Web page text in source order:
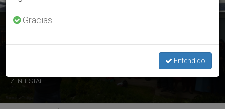
Guatemala: ‘Hermana Tierra’, una Iglesia que está cerca de
ZENIT STAFF
Gracias.
Entendido